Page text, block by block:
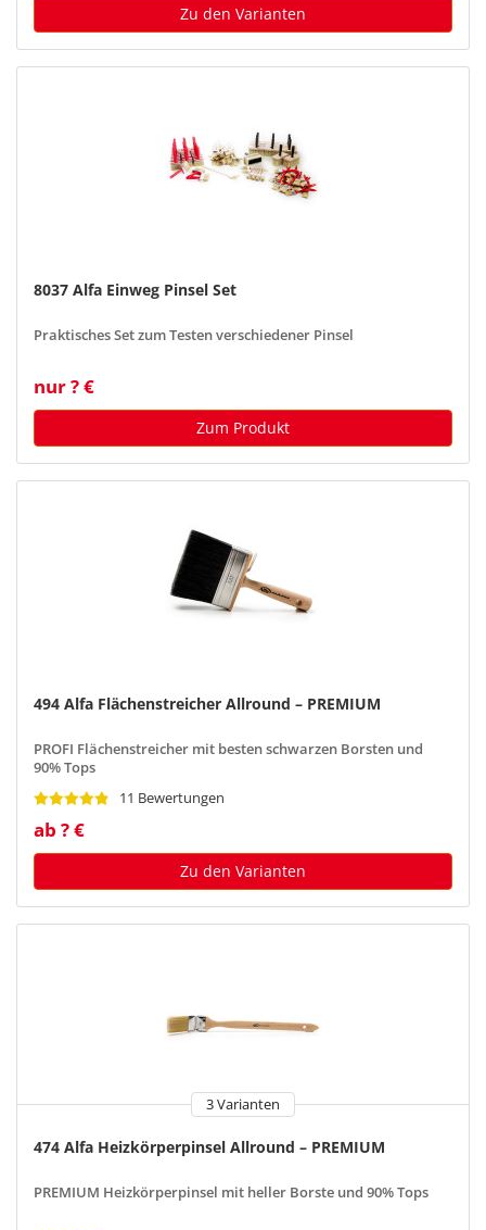
Zu den Varianten
8037 Alfa Einweg Pinsel Set
Praktisches Set zum Testen verschiedener Pinsel
nur ? €
Zum Produkt
494 Alfa Flächenstreicher Allround – PREMIUM
PROFI Flächenstreicher mit besten schwarzen Borsten und
90% Tops
11 Bewertungen
ab ? €
Zu den Varianten
3 Varianten
474 Alfa Heizkörperpinsel Allround – PREMIUM
PREMIUM Heizkörperpinsel mit heller Borste und 90% Tops